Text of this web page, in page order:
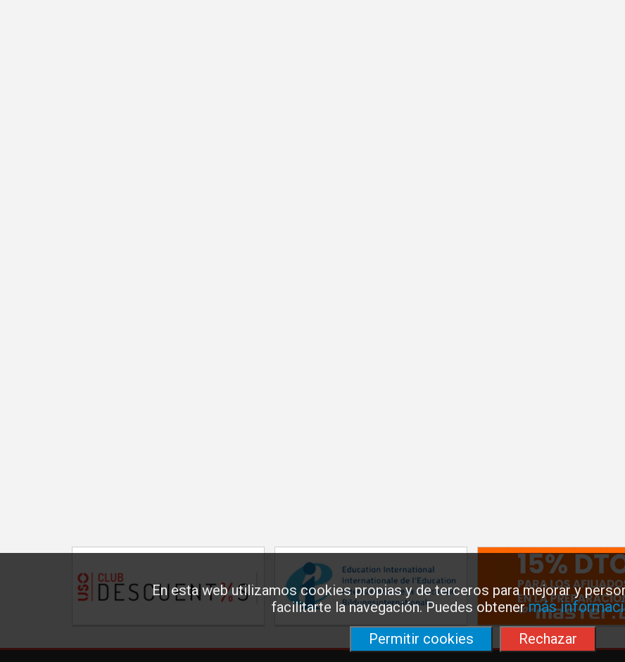
En esta web utilizamos cookies propias y de terceros para mejorar y
facilitarte la navegación. Puedes obtenermás
Permitir cookies
Rechazar